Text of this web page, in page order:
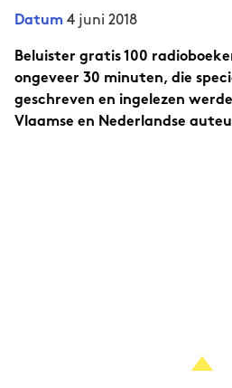
Datum 4 juni 2018
Beluister gratis 100
ongeveer 30 minuten, die
geschreven en ingelezen
Vlaamse en Nederlandse